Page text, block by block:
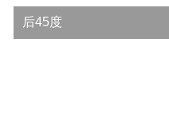
后45度